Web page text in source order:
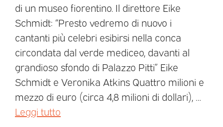
di un museo fiorentino. Il direttore Eike
Schmidt: “Presto vedremo di nuovo i
cantanti più celebri esibirsi nella conca
circondata dal verde mediceo, davanti al
grandioso sfondo di Palazzo Pitti” Eike
Schmidt e Veronika Atkins Quattro milioni e
mezzo di euro (circa 4,8 milioni di dollari), …
Leggi tutto